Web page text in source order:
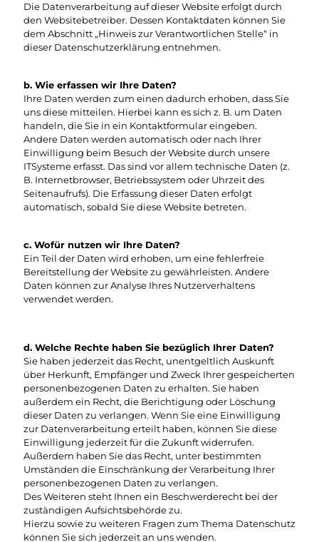
Die Datenverarbeitung auf dieser Website erfolgt durch
den Websitebetreiber. Dessen Kontaktdaten können Sie
dem Abschnitt „Hinweis zur Verantwortlichen Stelle“ in
dieser Datenschutzerklärung entnehmen.
b. Wie erfassen wir Ihre Daten?
Ihre Daten werden zum einen dadurch erhoben, dass Sie
uns diese mitteilen. Hierbei kann es sich z. B. um Daten
handeln, die Sie in ein Kontaktformular eingeben.
Andere Daten werden automatisch oder nach Ihrer
Einwilligung beim Besuch der Website durch unsere
ITSysteme erfasst. Das sind vor allem technische Daten (z.
B. Internetbrowser, Betriebssystem oder Uhrzeit des
Seitenaufrufs). Die Erfassung dieser Daten erfolgt
automatisch, sobald Sie diese Website betreten.
c. Wofür nutzen wir Ihre Daten?
Ein Teil der Daten wird erhoben, um eine fehlerfreie
Bereitstellung der Website zu gewährleisten. Andere
Daten können zur Analyse Ihres Nutzerverhaltens
verwendet werden.
d. Welche Rechte haben Sie bezüglich Ihrer Daten?
Sie haben jederzeit das Recht, unentgeltlich Auskunft
über Herkunft, Empfänger und Zweck Ihrer gespeicherten
personenbezogenen Daten zu erhalten. Sie haben
außerdem ein Recht, die Berichtigung oder Löschung
dieser Daten zu verlangen. Wenn Sie eine Einwilligung
zur Datenverarbeitung erteilt haben, können Sie diese
Einwilligung jederzeit für die Zukunft widerrufen.
Außerdem haben Sie das Recht, unter bestimmten
Umständen die Einschränkung der Verarbeitung Ihrer
personenbezogenen Daten zu verlangen.
Des Weiteren steht Ihnen ein Beschwerderecht bei der
zuständigen Aufsichtsbehörde zu.
Hierzu sowie zu weiteren Fragen zum Thema Datenschutz
können Sie sich jederzeit an uns wenden.